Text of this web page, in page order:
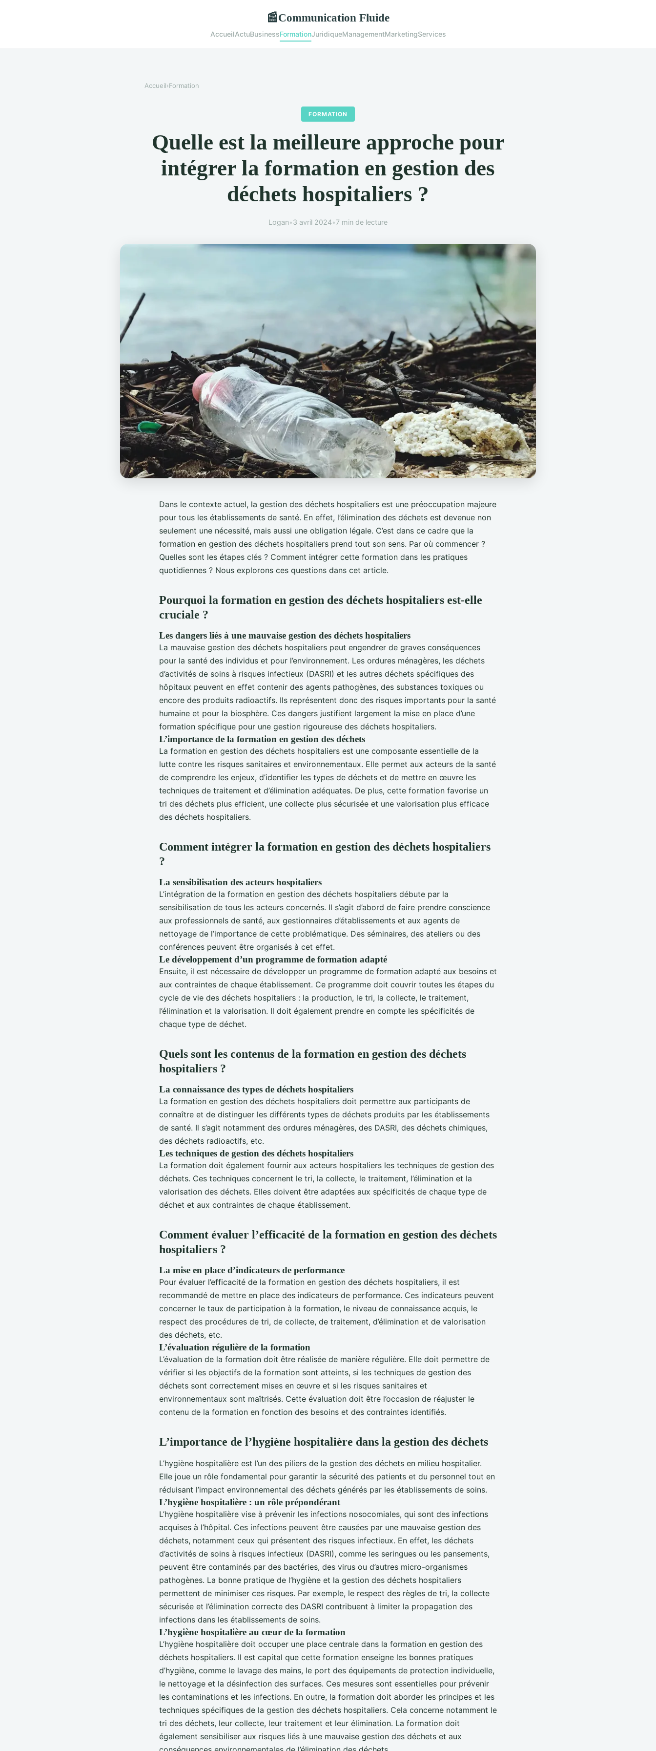
📰Communication Fluide
AccueilActuBusinessFormationJuridiqueManagementMarketingServices
Accueil›Formation
FORMATION
Quelle est la meilleure approche pour
intégrer la formation en gestion des
déchets hospitaliers ?
Logan•3 avril 2024•7 min de lecture
Dans le contexte actuel, la gestion des déchets hospitaliers est une préoccupation majeure
pour tous les établissements de santé. En effet, l’élimination des déchets est devenue non
seulement une nécessité, mais aussi une obligation légale. C’est dans ce cadre que la
formation en gestion des déchets hospitaliers prend tout son sens. Par où commencer ?
Quelles sont les étapes clés ? Comment intégrer cette formation dans les pratiques
quotidiennes ? Nous explorons ces questions dans cet article.
Pourquoi la formation en gestion des déchets hospitaliers est-elle
cruciale ?
Les dangers liés à une mauvaise gestion des déchets hospitaliers
La mauvaise gestion des déchets hospitaliers peut engendrer de graves conséquences
pour la santé des individus et pour l’environnement. Les ordures ménagères, les déchets
d’activités de soins à risques infectieux (DASRI) et les autres déchets spécifiques des
hôpitaux peuvent en effet contenir des agents pathogènes, des substances toxiques ou
encore des produits radioactifs. Ils représentent donc des risques importants pour la santé
humaine et pour la biosphère. Ces dangers justifient largement la mise en place d’une
formation spécifique pour une gestion rigoureuse des déchets hospitaliers.
L’importance de la formation en gestion des déchets
La formation en gestion des déchets hospitaliers est une composante essentielle de la
lutte contre les risques sanitaires et environnementaux. Elle permet aux acteurs de la santé
de comprendre les enjeux, d’identifier les types de déchets et de mettre en œuvre les
techniques de traitement et d’élimination adéquates. De plus, cette formation favorise un
tri des déchets plus efficient, une collecte plus sécurisée et une valorisation plus efficace
des déchets hospitaliers.
Comment intégrer la formation en gestion des déchets hospitaliers
?
La sensibilisation des acteurs hospitaliers
L’intégration de la formation en gestion des déchets hospitaliers débute par la
sensibilisation de tous les acteurs concernés. Il s’agit d’abord de faire prendre conscience
aux professionnels de santé, aux gestionnaires d’établissements et aux agents de
nettoyage de l’importance de cette problématique. Des séminaires, des ateliers ou des
conférences peuvent être organisés à cet effet.
Le développement d’un programme de formation adapté
Ensuite, il est nécessaire de développer un programme de formation adapté aux besoins et
aux contraintes de chaque établissement. Ce programme doit couvrir toutes les étapes du
cycle de vie des déchets hospitaliers : la production, le tri, la collecte, le traitement,
l’élimination et la valorisation. Il doit également prendre en compte les spécificités de
chaque type de déchet.
Quels sont les contenus de la formation en gestion des déchets
hospitaliers ?
La connaissance des types de déchets hospitaliers
La formation en gestion des déchets hospitaliers doit permettre aux participants de
connaître et de distinguer les différents types de déchets produits par les établissements
de santé. Il s’agit notamment des ordures ménagères, des DASRI, des déchets chimiques,
des déchets radioactifs, etc.
Les techniques de gestion des déchets hospitaliers
La formation doit également fournir aux acteurs hospitaliers les techniques de gestion des
déchets. Ces techniques concernent le tri, la collecte, le traitement, l’élimination et la
valorisation des déchets. Elles doivent être adaptées aux spécificités de chaque type de
déchet et aux contraintes de chaque établissement.
Comment évaluer l’efficacité de la formation en gestion des déchets
hospitaliers ?
La mise en place d’indicateurs de performance
Pour évaluer l’efficacité de la formation en gestion des déchets hospitaliers, il est
recommandé de mettre en place des indicateurs de performance. Ces indicateurs peuvent
concerner le taux de participation à la formation, le niveau de connaissance acquis, le
respect des procédures de tri, de collecte, de traitement, d’élimination et de valorisation
des déchets, etc.
L’évaluation régulière de la formation
L’évaluation de la formation doit être réalisée de manière régulière. Elle doit permettre de
vérifier si les objectifs de la formation sont atteints, si les techniques de gestion des
déchets sont correctement mises en œuvre et si les risques sanitaires et
environnementaux sont maîtrisés. Cette évaluation doit être l’occasion de réajuster le
contenu de la formation en fonction des besoins et des contraintes identifiés.
L’importance de l’hygiène hospitalière dans la gestion des déchets
L’hygiène hospitalière est l’un des piliers de la gestion des déchets en milieu hospitalier.
Elle joue un rôle fondamental pour garantir la sécurité des patients et du personnel tout en
réduisant l’impact environnemental des déchets générés par les établissements de soins.
L’hygiène hospitalière : un rôle prépondérant
L’hygiène hospitalière vise à prévenir les infections nosocomiales, qui sont des infections
acquises à l’hôpital. Ces infections peuvent être causées par une mauvaise gestion des
déchets, notamment ceux qui présentent des risques infectieux. En effet, les déchets
d’activités de soins à risques infectieux (DASRI), comme les seringues ou les pansements,
peuvent être contaminés par des bactéries, des virus ou d’autres micro-organismes
pathogènes. La bonne pratique de l’hygiène et la gestion des déchets hospitaliers
permettent de minimiser ces risques. Par exemple, le respect des règles de tri, la collecte
sécurisée et l’élimination correcte des DASRI contribuent à limiter la propagation des
infections dans les établissements de soins.
L’hygiène hospitalière au cœur de la formation
L’hygiène hospitalière doit occuper une place centrale dans la formation en gestion des
déchets hospitaliers. Il est capital que cette formation enseigne les bonnes pratiques
d’hygiène, comme le lavage des mains, le port des équipements de protection individuelle,
le nettoyage et la désinfection des surfaces. Ces mesures sont essentielles pour prévenir
les contaminations et les infections. En outre, la formation doit aborder les principes et les
techniques spécifiques de la gestion des déchets hospitaliers. Cela concerne notamment le
tri des déchets, leur collecte, leur traitement et leur élimination. La formation doit
également sensibiliser aux risques liés à une mauvaise gestion des déchets et aux